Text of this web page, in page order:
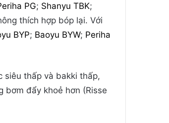
PG; Shanyu TBK;
thích hợp bóp lại. Với
BYP; Baoyu BYW; Periha
siêu thấp và bakki thấp,
bơm đẩy khoẻ hơn (Risse